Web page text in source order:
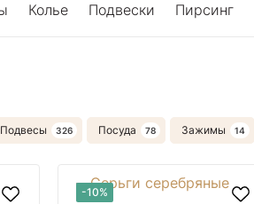
Колье Подвески Пирсинг
Подвесы Посуда Зажимы
-10%